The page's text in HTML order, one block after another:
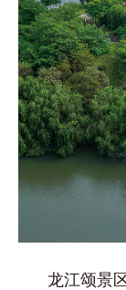
龙江颂景